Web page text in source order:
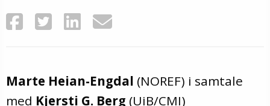
Marte Heian-Engdal (NOREF) i samtale
med Kjersti G. Berg (UiB/CMI)